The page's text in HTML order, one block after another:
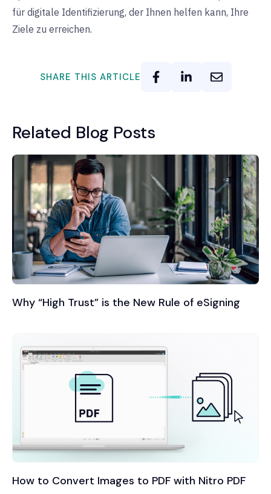
für digitale Identifizierung, der Ihnen helfen kann, Ihre
Ziele zu erreichen.
SHARE THIS ARTICLE
Related Blog Posts
Why “High Trust” is the New Rule of eSigning
How to Convert Images to PDF with Nitro PDF